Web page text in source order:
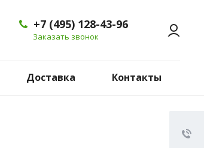
+7 (495) 128-43-96
Заказать звонок
Доставка Контакты